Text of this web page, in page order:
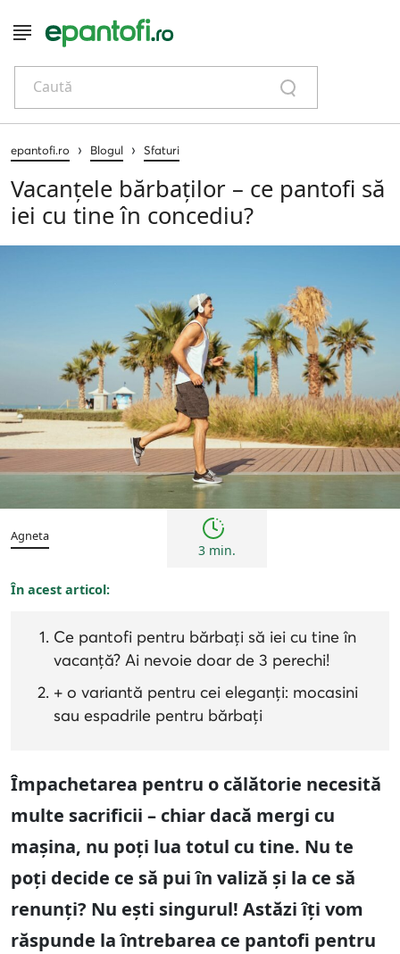
Caută
epantofi.ro › Blogul › Sfaturi
Vacanțele bărbaților – ce pantofi să
iei cu tine în concediu?
Agneta
3 min.
În acest articol:
Ce pantofi pentru bărbați să iei cu tine în
vacanță? Ai nevoie doar de 3 perechi!
+ o variantă pentru cei eleganți: mocasini
sau espadrile pentru bărbați
Împachetarea pentru o călătorie necesită
multe sacrificii – chiar dacă mergi cu
mașina, nu poți lua totul cu tine. Nu te
poți decide ce să pui în valiză și la ce să
renunți? Nu ești singurul! Astăzi îți vom
răspunde la întrebarea ce pantofi pentru